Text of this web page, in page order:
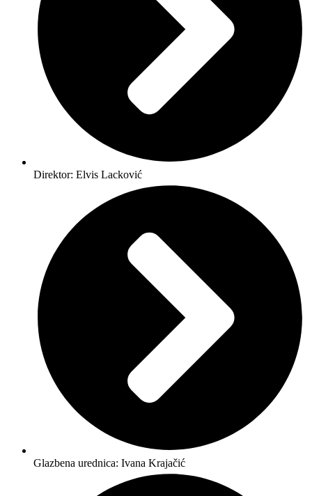
Direktor: Elvis Lacković
Glazbena urednica: Ivana Krajačić